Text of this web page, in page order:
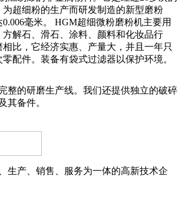
为超细粉的生产而研发制造的新型磨粉
毫米。 HGM超细微粉磨粉机主要用
方解石、滑石、涂料、颜料和化妆品行
相比，它经济实惠、产量大，并且一年只
配件。装备有袋式过滤器以保护环境。
整的研磨生产线。我们还提供独立的破碎
其备件。
生产、销售、服务为一体的高新技术企